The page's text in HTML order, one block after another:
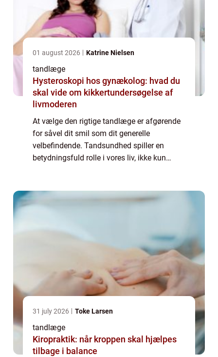
01 august 2026 Katrine Nielsen
tandlæge
Hysteroskopi hos gynækolog: hvad du
skal vide om kikkertundersøgelse af
livmoderen
At vælge den rigtige tandlæge er afgørende
for såvel dit smil som dit generelle
velbefindende. Tandsundhed spiller en
betydningsfuld rolle i vores liv, ikke kun
kan for...
31 july 2026 Toke Larsen
tandlæge
Kiropraktik: når kroppen skal hjælpes
tilbage i balance